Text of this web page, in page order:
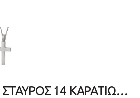
ΒΑΠΤΙΣΤΙΚΌΣ ΣΤΑΥΡΌΣ 14 ΚΑΡΑΤΊΩΝ ΓΙΑ ΑΓΌΡΙ